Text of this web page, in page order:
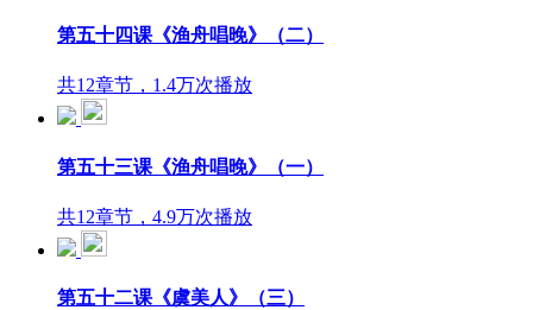
第五十四课《渔舟唱晚》（二）
共12章节，1.4万次播放
第五十三课《渔舟唱晚》（一）
共12章节，4.9万次播放
第五十二课《虞美人》（三）